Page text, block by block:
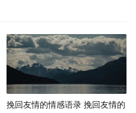
挽回友情的情感语录 挽回友情的